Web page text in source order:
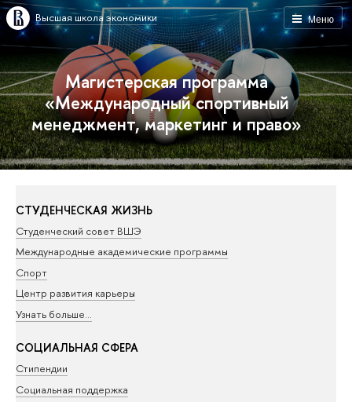
Меню
Высшая школа экономики
Магистерская программа
«Международный спортивный
менеджмент, маркетинг и право»
СТУДЕНЧЕСКАЯ ЖИЗНЬ
Студенческий совет ВШЭ
Международные академические программы
Спорт
Центр развития карьеры
Узнать больше…
СОЦИАЛЬНАЯ СФЕРА
Стипендии
Социальная поддержка